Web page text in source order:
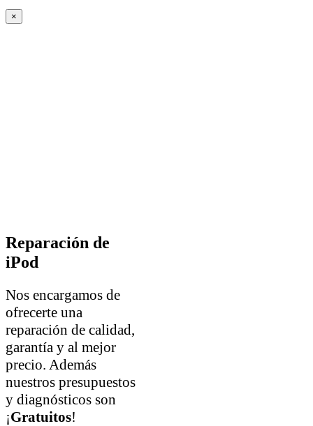
×
Reparación de
iPod
Nos encargamos de
ofrecerte una
reparación de calidad,
garantía y al mejor
precio. Además
nuestros presupuestos
y diagnósticos son
¡Gratuitos!